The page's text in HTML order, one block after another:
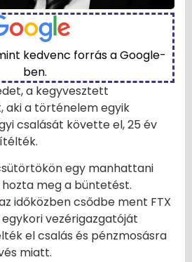
kedvenc forrás a Google-
ben.
a kegyvesztett
a történelem egyik
csalását követte el, 25 év
egy manhattani
meg a büntetést.
időközben csődbe ment FTX
vezérigazgatóját
el csalás és pénzmosásra
miatt.